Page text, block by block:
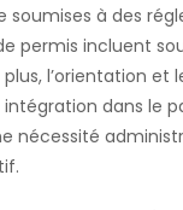
soumises à des
permis incluent
l’orientation
dans le
nécessité